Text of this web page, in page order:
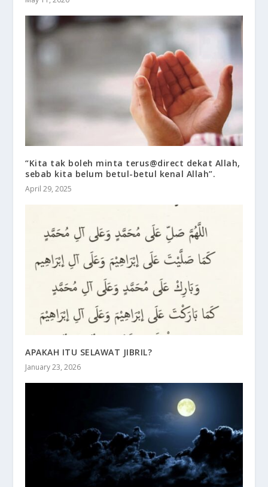
“Kita tak boleh minta terus@direct dekat Allah,
sebab kita belum betul-betul kenal Allah”.
April 29, 2025
APAKAH ITU SELAWAT JIBRIL?
January 23, 2026